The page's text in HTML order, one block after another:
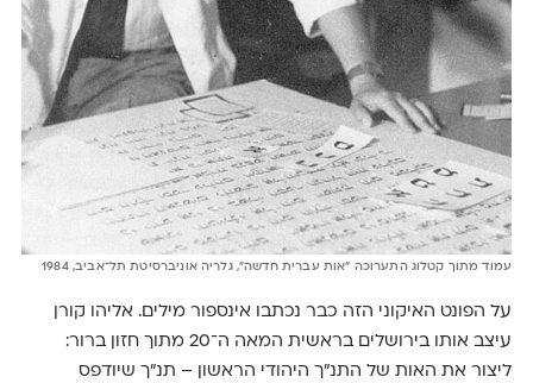
עמוד מתוך קטלוג התערוכה "אות עברית חדשה״, גלריה אוניברסיטת תל־אביב, 1984
על הפונט האיקוני הזה כבר נכתבו אינספור מילים. אליהו קורן
עיצב אותו בירושלים בראשית המאה ה־20 מתוך חזון ברור:
ליצור את האות של התנ״ך היהודי הראשון – תנ״ך שיודפס